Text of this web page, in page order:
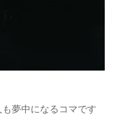
夢中になるコマです